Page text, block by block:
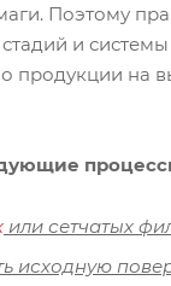
Поэтому
и
продукции на
или сетчатых
исходную